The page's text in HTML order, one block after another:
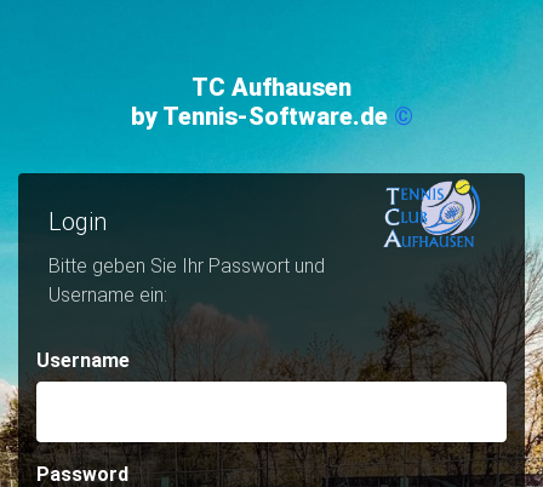
TC Aufhausen
by Tennis-Software.de©
Login
Bitte geben Sie Ihr Passwort und
Username ein:
Username
Username
Passwort
Password